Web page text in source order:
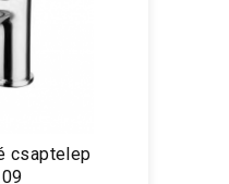
csaptelep